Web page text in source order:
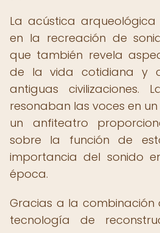
La acústica
en la recreación de
que también revela
de la vida cotidiana y
antiguas civilizaciones.
resonaban las voces en
un anfiteatro
sobre la función de
importancia del sonido
época.
Gracias a la
tecnología de